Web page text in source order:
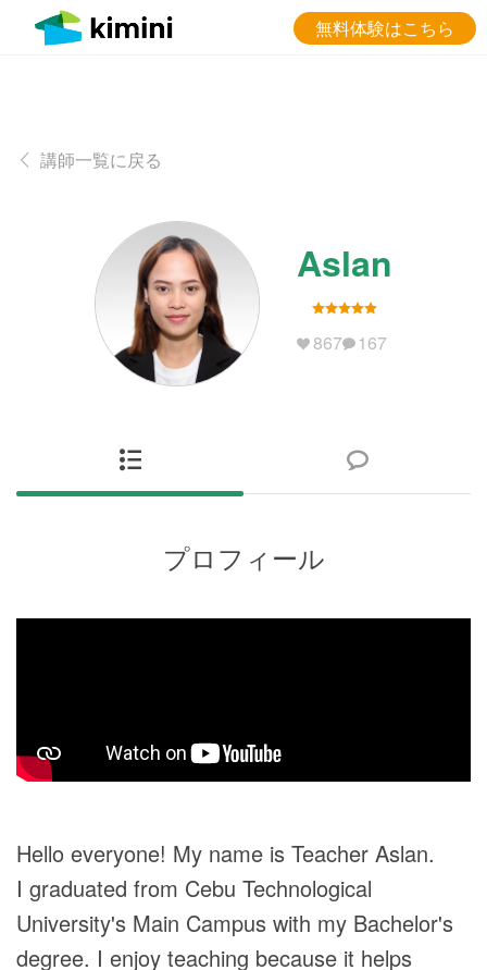
無料体験はこちら
講師一覧に戻る
Aslan
867 167
プロフィール
Hello everyone! My name is Teacher Aslan.
I graduated from Cebu Technological
University's Main Campus with my Bachelor's
degree. I enjoy teaching because it helps